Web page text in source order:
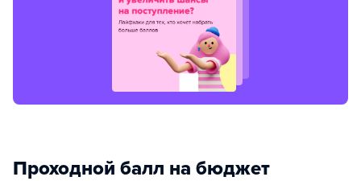
Проходной балл на бюджет